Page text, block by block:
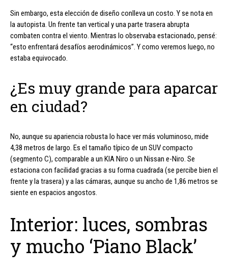
Sin embargo, esta elección de diseño conlleva un costo. Y se nota en
la autopista. Un frente tan vertical y una parte trasera abrupta
combaten contra el viento. Mientras lo observaba estacionado, pensé:
“esto enfrentará desafíos aerodinámicos”. Y como veremos luego, no
estaba equivocado.
¿Es muy grande para aparcar
en ciudad?
No, aunque su apariencia robusta lo hace ver más voluminoso, mide
4,38 metros de largo. Es el tamaño típico de un SUV compacto
(segmento C), comparable a un KIA Niro o un Nissan e-Niro. Se
estaciona con facilidad gracias a su forma cuadrada (se percibe bien el
frente y la trasera) y a las cámaras, aunque su ancho de 1,86 metros se
siente en espacios angostos.
Interior: luces, sombras
y mucho ‘Piano Black’